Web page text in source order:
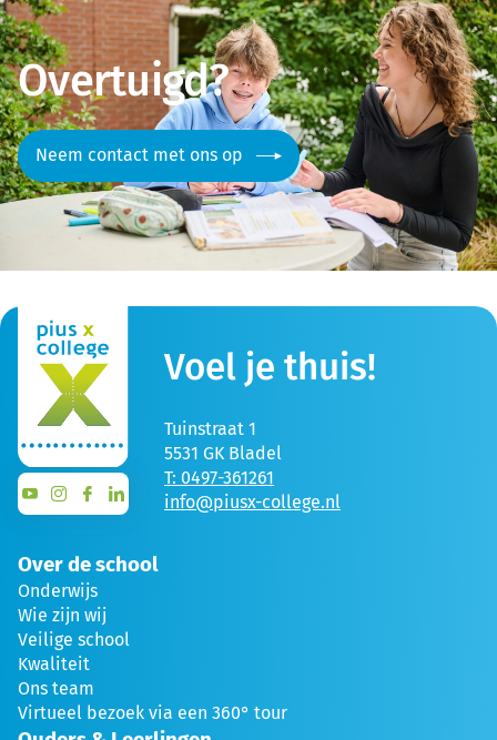
Overtuigd?
Neem contact met ons op
Voel je thuis!
Tuinstraat 1
5531 GK Bladel
T: 0497-361261
info@piusx-college.nl
Over de school
Onderwijs
Wie zijn wij
Veilige school
Kwaliteit
Ons team
Virtueel bezoek via een 360° tour